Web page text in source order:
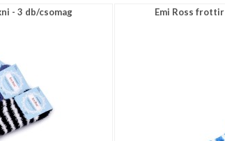
- 3 db/csomag Emi Ross